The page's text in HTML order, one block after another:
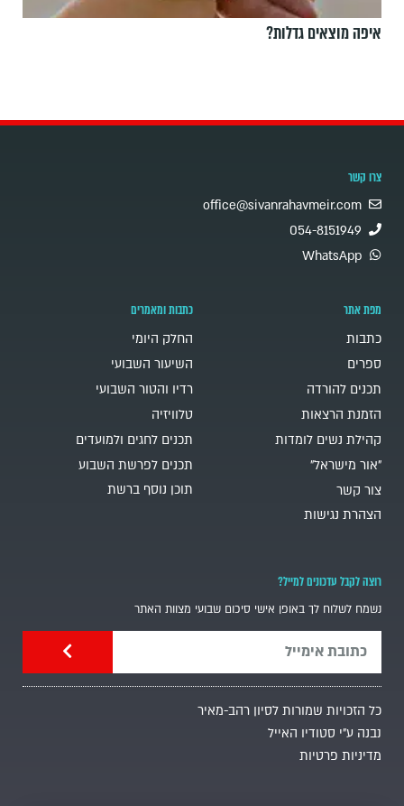
איפה מוצאים גדלות?
צרו קשר
office@sivanrahavmeir.com
054-8151949
WhatsApp
מפת אתר
כתבות
ספרים
תכנים להורדה
הזמנת הרצאות
קהילת נשים לומדות
"אור מישראל"
צור קשר
הצהרת נגישות
כתבות ומאמרים
החלק היומי
השיעור השבועי
רדיו והטור השבועי
טלוויזיה
תכנים לחגים ולמועדים
תכנים לפרשת השבוע
תוכן נוסף ברשת
רוצה לקבל עדכונים למייל?
נשמח לשלוח לך באופן אישי סיכום שבועי מצוות האתר
כל הזכויות שמורות לסיון רהב-מאיר
נבנה ע"י סטודיו האייל
מדיניות פרטיות